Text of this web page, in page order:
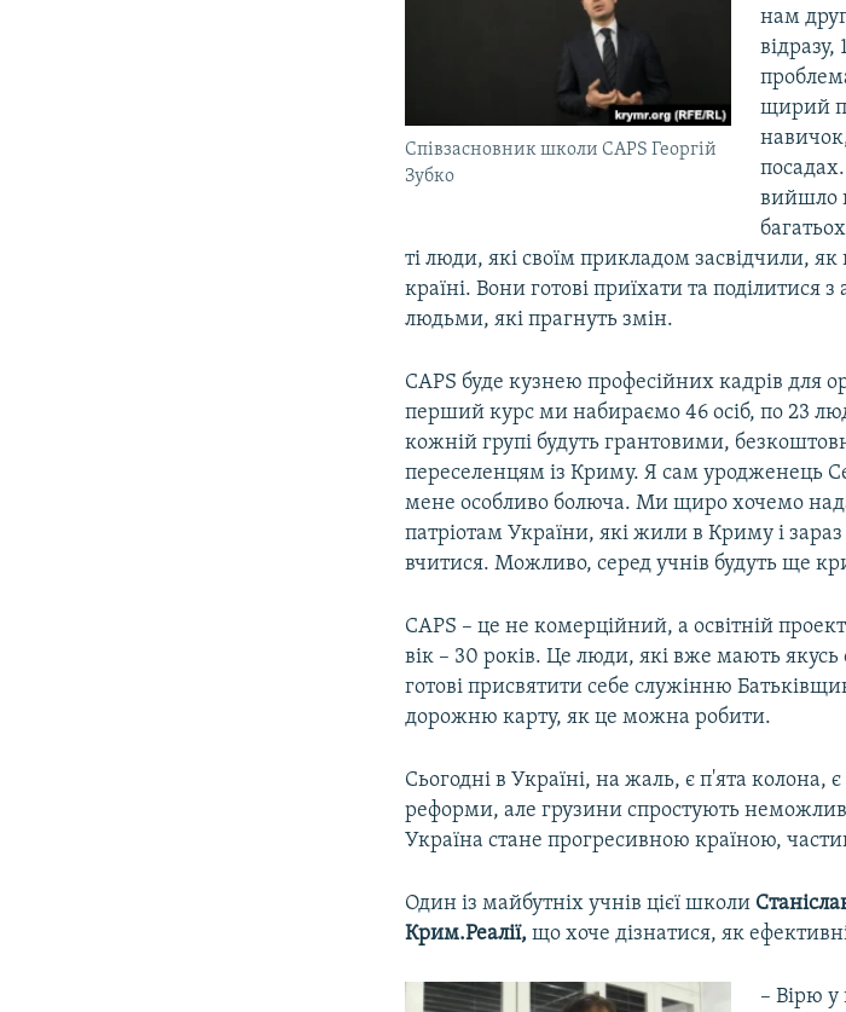
Співзасновник школи CAPS Георгій
Зубко
нам
відразу,
щирий
вийшло
ті люди, які своїм прикладом засвідчили,
країні. Вони готові приїхати та
людьми, які прагнуть змін.
CAPS буде кузнею професійних кадрів для
перший курс ми набираємо 46 осіб, по 23
кожній групі будуть грантовими,
переселенцям із Криму. Я сам уродженець
мене особливо болюча. Ми щиро хочемо
патріотам України, які жили в Криму і
вчитися. Можливо, серед учнів будуть ще
CAPS – це не комерційний, а освітній
вік – 30 років. Це люди, які вже мають якусь
готові присвятити себе служінню
дорожню карту, як це можна робити.
Сьогодні в Україні, на жаль, є п'ята колона,
реформи, але грузини спростують
Україна стане прогресивною країною,
Один із майбутніх учнів цієї школи
Крим.Реалії, що хоче дізнатися, як
– Вірю у